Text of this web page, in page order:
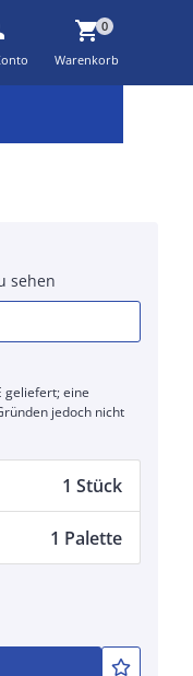
shopping_cart0
Warenkorb
sehen
geliefert; eine
jedoch nicht
1 Stück
1 Palette